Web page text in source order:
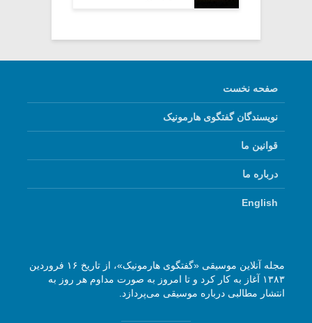
صفحه نخست
نویسندگان گفتگوی هارمونیک
قوانین ما
درباره ما
English
مجله آنلاین موسیقی «گفتگوی هارمونیک»، از تاریخ ۱۶ فروردین
۱۳۸۳ آغاز به کار کرد و تا امروز به صورت مداوم هر روز به
انتشار مطالبی درباره موسیقی می‌پردازد.